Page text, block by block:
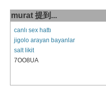
murat 提到...
canlı sex hattı
jigolo arayan bayanlar
salt likit
7OO8UA